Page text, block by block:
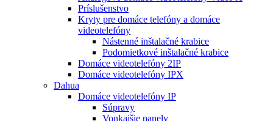
Príslušenstvo
Kryty pre domáce telefóny a domáce
videotelefóny
Nástenné inštalačné krabice
Podomietkové inštalačné krabice
Domáce videotelefóny 2IP
Domáce videotelefóny IPX
Dahua
Domáce videotelefóny IP
Súpravy
Vonkajšie panely